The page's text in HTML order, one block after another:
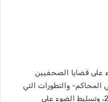
على قضايا الصحفيين
المحاكم- والتطورات التي
حدثت فيها خلال شهر ديسمبر 2018، وتسليط الضوء على